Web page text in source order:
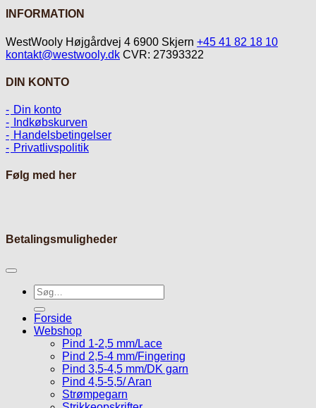
INFORMATION
WestWooly Højgårdvej 4 6900 Skjern +45 41 82 18 10
kontakt@westwooly.dk CVR: 27393322
DIN KONTO
Din konto
Indkøbskurven
Handelsbetingelser
Privatlivspolitik
Følg med her
Betalingsmuligheder
Søg
efter:
Forside
Webshop
Pind 1-2,5 mm/Lace
Pind 2,5-4 mm/Fingering
Pind 3,5-4,5 mm/DK garn
Pind 4,5-5,5/ Aran
Strømpegarn